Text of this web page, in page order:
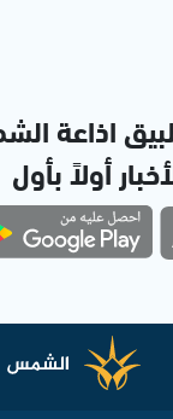
اذاعة
أولاً بأول